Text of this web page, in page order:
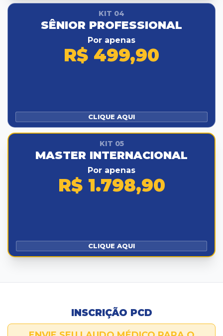
KIT 04
SÊNIOR PROFESSIONAL
Por apenas
R$ 499,90
CLIQUE AQUI
KIT 05
MASTER INTERNACIONAL
Por apenas
R$ 1.798,90
CLIQUE AQUI
INSCRIÇÃO PCD